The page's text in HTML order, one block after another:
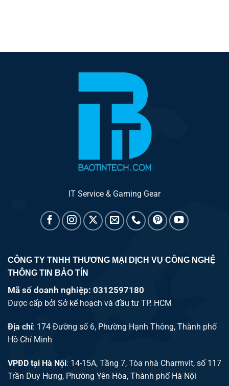
IT Service & Gaming Gear
CÔNG TY TNHH THƯƠNG MẠI DỊCH VỤ CÔNG NGHỆ
THÔNG TIN BẢO TÍN
Mã số doanh nghiệp: 0312597180
Được cấp bởi Sở kế hoạch và đầu tư TP. HCM
Địa chỉ: 174 Đường số 6, Phường Hạnh Thông, Thành phố
Hồ Chí Minh
VPĐD tại Hà Nội: 14-15A, Tầng 7, Tòa nhà Charmvit, số 117
Trần Duy Hưng, Phường Yên Hòa, Thành phố Hà Nội